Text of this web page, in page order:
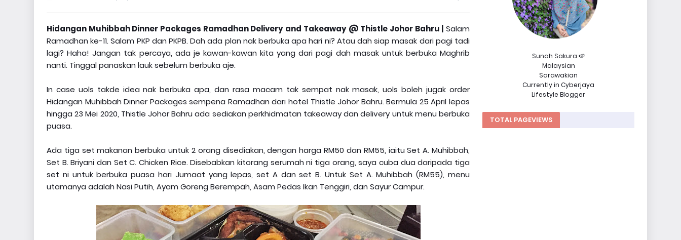
Hidangan Muhibbah Dinner Packages Ramadhan Delivery and Takeaway @ Thistle Johor Bahru |
Salam
Ramadhan ke-11. Salam PKP dan PKPB. Dah ada plan nak berbuka apa hari ni? Atau dah siap masak dari pagi tadi
lagi? Haha! Jangan tak percaya, ada je kawan-kawan kita yang dari pagi dah masak untuk berbuka Maghrib
nanti. Tinggal panaskan lauk sebelum berbuka aje.
In case uols takde idea nak berbuka apa, dan rasa macam tak sempat nak masak, uols boleh jugak order
Hidangan Muhibbah Dinner Packages sempena Ramadhan dari hotel Thistle Johor Bahru. Bermula 25 April lepas
hingga 23 Mei 2020, Thistle Johor Bahru ada sediakan perkhidmatan takeaway dan delivery untuk menu berbuka
puasa.
Ada tiga set makanan berbuka untuk 2 orang disediakan, dengan harga RM50 dan RM55, iaitu Set A. Muhibbah,
Set B. Briyani dan Set C. Chicken Rice. Disebabkan kitorang serumah ni tiga orang, saya cuba dua daripada tiga
set ni untuk berbuka puasa hari Jumaat yang lepas, set A dan set B. Untuk Set A. Muhibbah (RM55), menu
utamanya adalah Nasi Putih, Ayam Goreng Berempah, Asam Pedas Ikan Tenggiri, dan Sayur Campur.
Sunah Sakura 🍉
Malaysian
Sarawakian
Currently in Cyberjaya
Lifestyle Blogger
TOTAL PAGEVIEWS